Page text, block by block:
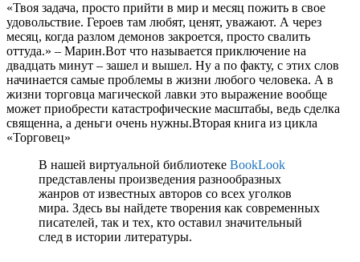
«Твоя задача, просто прийти в мир и месяц пожить в свое
удовольствие. Героев там любят, ценят, уважают. А через
месяц, когда разлом демонов закроется, просто свалить
оттуда.» – Марин.Вот что называется приключение на
двадцать минут – зашел и вышел. Ну а по факту, с этих слов
начинается самые проблемы в жизни любого человека. А в
жизни торговца магической лавки это выражение вообще
может приобрести катастрофические масштабы, ведь сделка
священна, а деньги очень нужны.Вторая книга из цикла
«Торговец»
В нашей виртуальной библиотеке BookLook
представлены произведения разнообразных
жанров от известных авторов со всех уголков
мира. Здесь вы найдете творения как современных
писателей, так и тех, кто оставил значительный
след в истории литературы.